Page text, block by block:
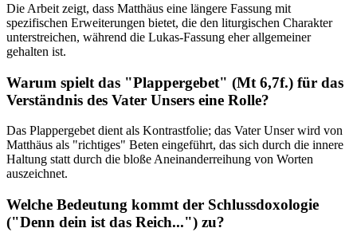
Die Arbeit zeigt, dass Matthäus eine längere Fassung mit
spezifischen Erweiterungen bietet, die den liturgischen Charakter
unterstreichen, während die Lukas-Fassung eher allgemeiner
gehalten ist.
Warum spielt das "Plappergebet" (Mt 6,7f.) für das
Verständnis des Vater Unsers eine Rolle?
Das Plappergebet dient als Kontrastfolie; das Vater Unser wird von
Matthäus als "richtiges" Beten eingeführt, das sich durch die innere
Haltung statt durch die bloße Aneinanderreihung von Worten
auszeichnet.
Welche Bedeutung kommt der Schlussdoxologie
("Denn dein ist das Reich...") zu?